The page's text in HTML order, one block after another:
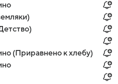
(Приравнено к хлебу)